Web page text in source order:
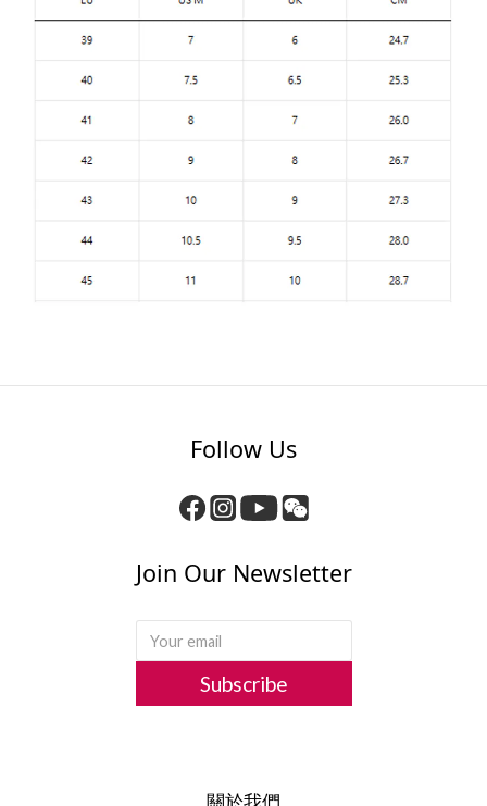
Follow Us
Join Our Newsletter
Subscribe
關於我們